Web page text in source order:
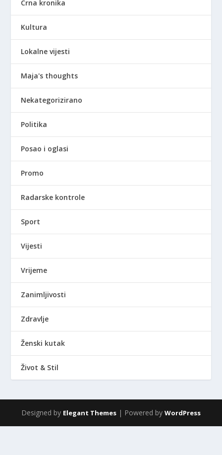
Crna kronika
Kultura
Lokalne vijesti
Maja's thoughts
Nekategorizirano
Politika
Posao i oglasi
Promo
Radarske kontrole
Sport
Vijesti
Vrijeme
Zanimljivosti
Zdravlje
Ženski kutak
Život & Stil
Designed by Elegant Themes | Powered by WordPress